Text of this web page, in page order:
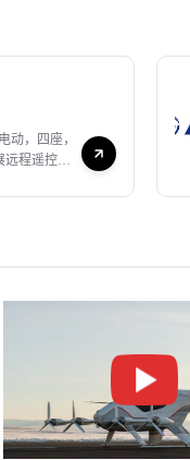
动，四座，
程遥控电
5月进行了